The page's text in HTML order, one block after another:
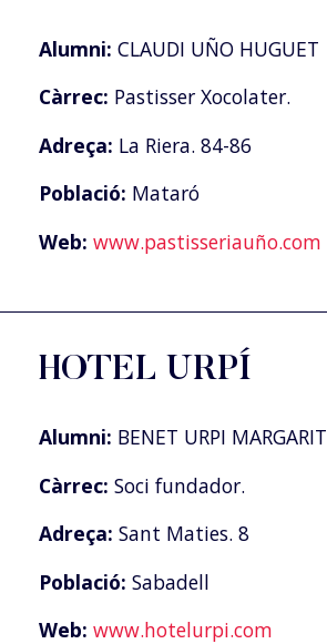
Alumni: CLAUDI UÑO HUGUET
Càrrec: Pastisser Xocolater.
Adreça: La Riera. 84-86
Població: Mataró
Web: www.pastisseriauño.com
HOTEL URPÍ
Alumni: BENET URPI MARGARIT
Càrrec: Soci fundador.
Adreça: Sant Maties. 8
Població: Sabadell
Web: www.hotelurpi.com